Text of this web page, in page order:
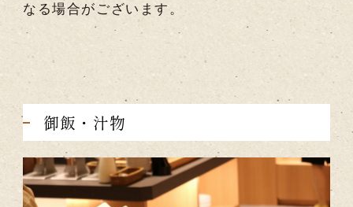
なる場合がございます。
御飯・汁物